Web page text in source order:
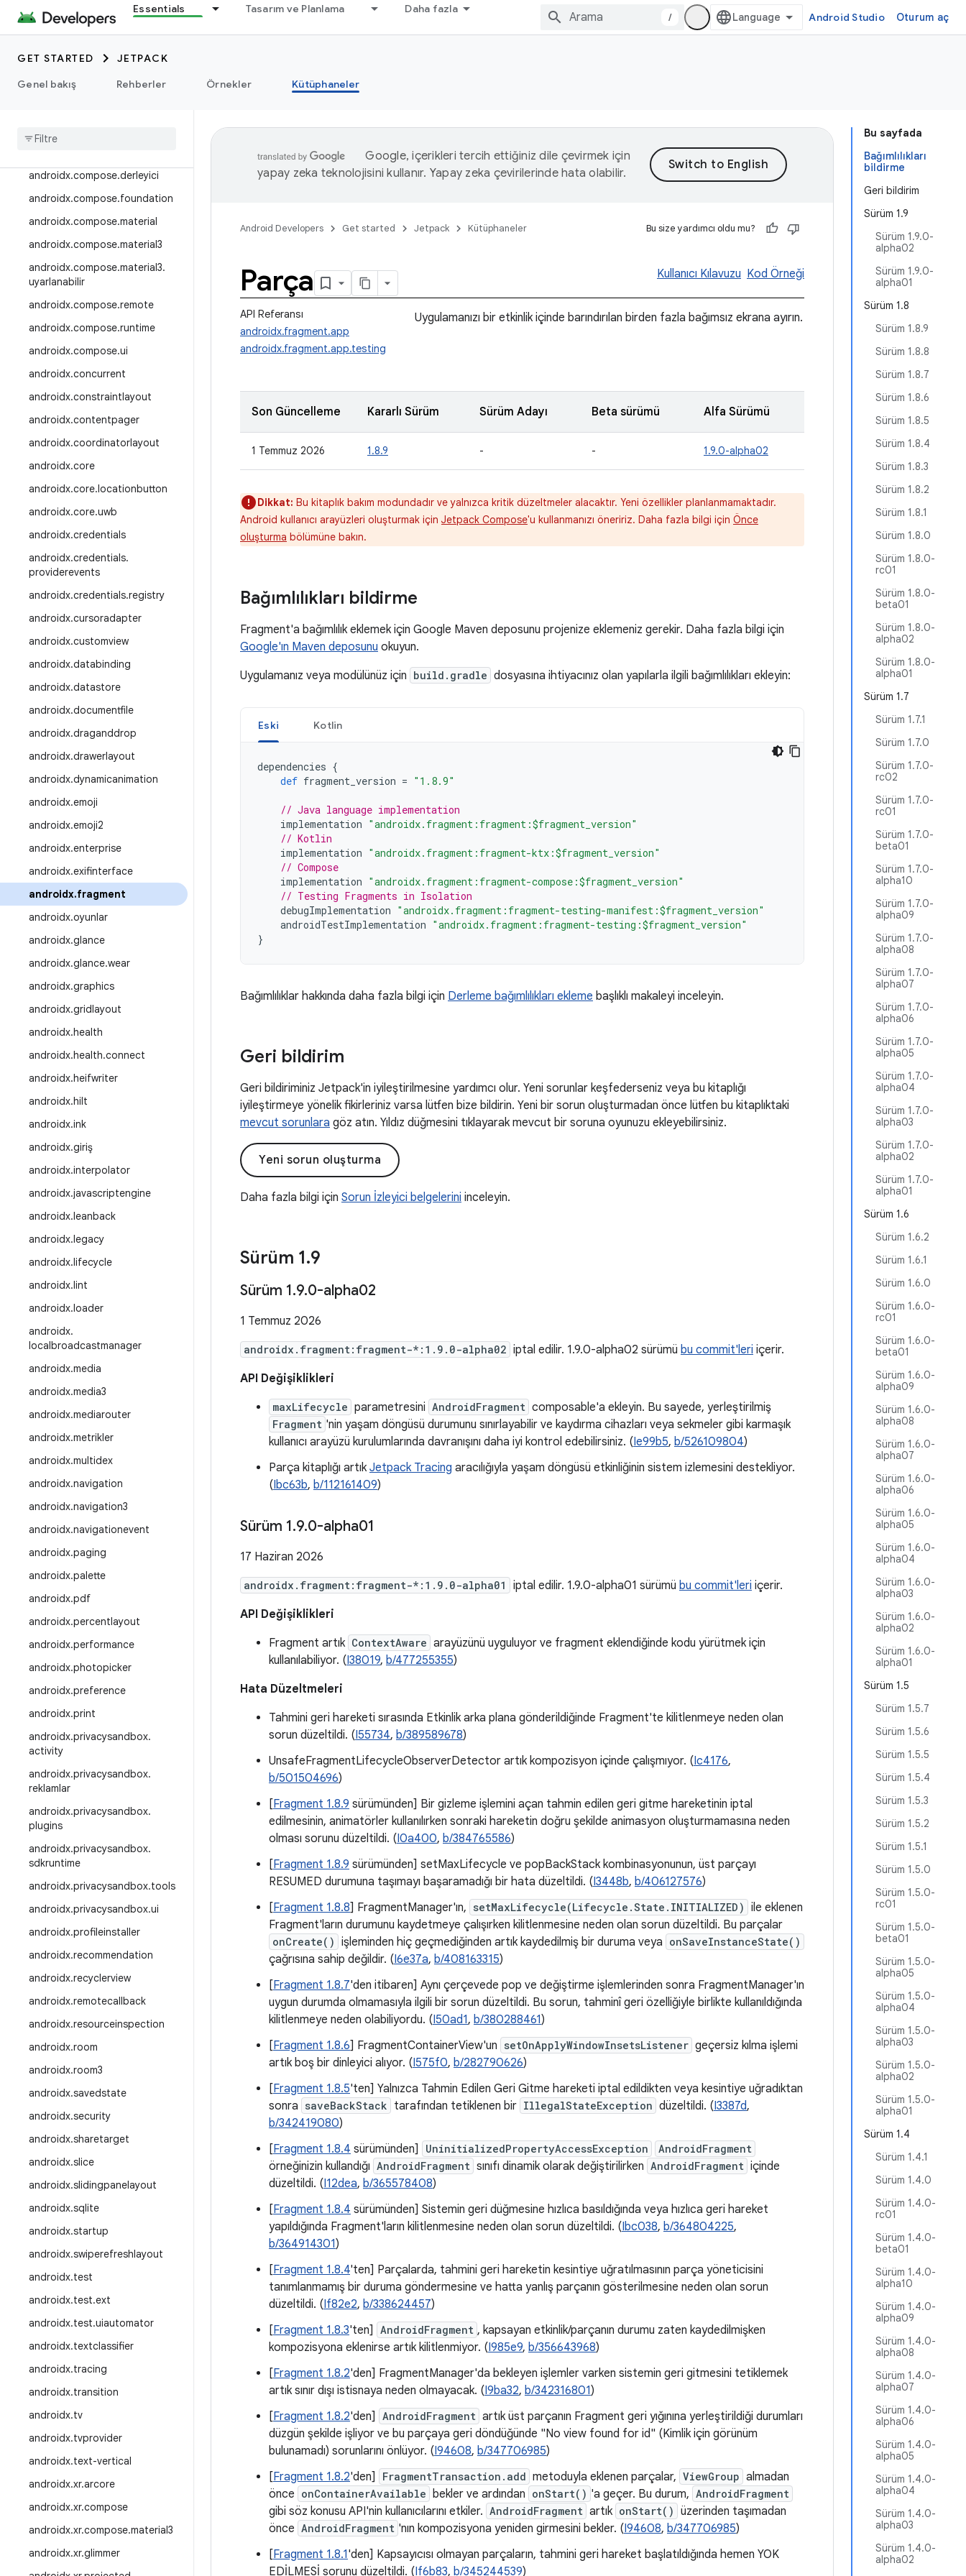
Essentials Tasarım ve Planlama Daha fazla
/ Android Studio Oturum aç
GET STARTED
JETPACK
Genel bakış
Rehberler Örnekler Kütüphaneler
androidx.camera.viewfinder
androidx.car
androidx.car.app
androidx.cardview
androidx.compose.derleyici
androidx.compose.foundation
androidx.compose.material
androidx.compose.material3
androidx.compose.material3.
uyarlanabilir
androidx.compose.remote
androidx.compose.runtime
androidx.compose.ui
androidx.concurrent
androidx.constraintlayout
androidx.contentpager
androidx.coordinatorlayout
androidx.core
androidx.core.locationbutton
androidx.core.uwb
androidx.credentials
androidx.credentials.
providerevents
androidx.credentials.registry
androidx.cursoradapter
androidx.customview
androidx.databinding
androidx.datastore
androidx.documentfile
androidx.draganddrop
androidx.drawerlayout
androidx.dynamicanimation
androidx.emoji
androidx.emoji2
androidx.enterprise
androidx.exifinterface
androidx.fragment
androidx.oyunlar
androidx.glance
androidx.glance.wear
androidx.graphics
androidx.gridlayout
androidx.health
androidx.health.connect
androidx.heifwriter
androidx.hilt
androidx.ink
androidx.giriş
androidx.interpolator
androidx.javascriptengine
androidx.leanback
androidx.legacy
androidx.lifecycle
androidx.lint
androidx.loader
androidx.
localbroadcastmanager
androidx.media
androidx.media3
androidx.mediarouter
androidx.metrikler
androidx.multidex
androidx.navigation
androidx.navigation3
androidx.navigationevent
androidx.paging
androidx.palette
androidx.pdf
androidx.percentlayout
androidx.performance
androidx.photopicker
androidx.preference
androidx.print
androidx.privacysandbox.
activity
androidx.privacysandbox.
reklamlar
androidx.privacysandbox.
plugins
androidx.privacysandbox.
sdkruntime
androidx.privacysandbox.tools
androidx.privacysandbox.ui
androidx.profileinstaller
androidx.recommendation
androidx.recyclerview
androidx.remotecallback
androidx.resourceinspection
androidx.room
androidx.room3
androidx.savedstate
androidx.security
androidx.sharetarget
androidx.slice
androidx.slidingpanelayout
androidx.sqlite
androidx.startup
androidx.swiperefreshlayout
androidx.test
androidx.test.ext
androidx.test.uiautomator
androidx.textclassifier
androidx.tracing
androidx.transition
androidx.tv
androidx.tvprovider
androidx.text-vertical
androidx.xr.arcore
androidx.xr.compose
androidx.xr.compose.material3
androidx.xr.glimmer
Bu sayfada
Bağımlılıkları
bildirme
Geri bildirim
Sürüm 1.9
Sürüm 1.9.0-
alpha02
Sürüm 1.9.0-
alpha01
Sürüm 1.8
Sürüm 1.8.9
Sürüm 1.8.8
Sürüm 1.8.7
Sürüm 1.8.6
Sürüm 1.8.5
Sürüm 1.8.4
Sürüm 1.8.3
Sürüm 1.8.2
Sürüm 1.8.1
Sürüm 1.8.0
Sürüm 1.8.0-
rc01
Sürüm 1.8.0-
beta01
Sürüm 1.8.0-
alpha02
Sürüm 1.8.0-
alpha01
Sürüm 1.7
Sürüm 1.7.1
Sürüm 1.7.0
Sürüm 1.7.0-
rc02
Sürüm 1.7.0-
rc01
Sürüm 1.7.0-
beta01
Sürüm 1.7.0-
alpha10
Sürüm 1.7.0-
alpha09
Sürüm 1.7.0-
alpha08
Sürüm 1.7.0-
alpha07
Sürüm 1.7.0-
alpha06
Sürüm 1.7.0-
alpha05
Sürüm 1.7.0-
alpha04
Sürüm 1.7.0-
alpha03
Sürüm 1.7.0-
alpha02
Sürüm 1.7.0-
alpha01
Sürüm 1.6
Sürüm 1.6.2
Sürüm 1.6.1
Sürüm 1.6.0
Sürüm 1.6.0-
rc01
Sürüm 1.6.0-
beta01
Sürüm 1.6.0-
alpha09
Sürüm 1.6.0-
alpha08
Sürüm 1.6.0-
alpha07
Sürüm 1.6.0-
alpha06
Sürüm 1.6.0-
alpha05
Sürüm 1.6.0-
alpha04
Sürüm 1.6.0-
alpha03
Sürüm 1.6.0-
alpha02
Sürüm 1.6.0-
alpha01
Sürüm 1.5
Sürüm 1.5.7
Sürüm 1.5.6
Sürüm 1.5.5
Sürüm 1.5.4
Sürüm 1.5.3
Sürüm 1.5.2
Sürüm 1.5.1
Sürüm 1.5.0
Sürüm 1.5.0-
rc01
Sürüm 1.5.0-
beta01
Sürüm 1.5.0-
alpha05
Sürüm 1.5.0-
alpha04
Sürüm 1.5.0-
alpha03
Sürüm 1.5.0-
alpha02
Sürüm 1.5.0-
alpha01
Sürüm 1.4
Sürüm 1.4.1
Sürüm 1.4.0
Sürüm 1.4.0-
rc01
Sürüm 1.4.0-
beta01
Sürüm 1.4.0-
alpha10
Sürüm 1.4.0-
alpha09
Sürüm 1.4.0-
alpha08
Sürüm 1.4.0-
alpha07
Sürüm 1.4.0-
alpha06
Sürüm 1.4.0-
alpha05
Sürüm 1.4.0-
alpha04
Sürüm 1.4.0-
alpha03
Sürüm 1.4.0-
alpha02
Google, içerikleri tercih ettiğiniz dile çevirmek için
yapay zeka teknolojisini kullanır. Yapay zeka çevirilerinde hata olabilir.
Android Developers Get started Jetpack Kütüphaneler Bu size yardımcı oldu mu?
Parça Kullanıcı Kılavuzu Kod Örneği
API Referansı
androidx.fragment.app
androidx.fragment.app.testing
Uygulamanızı bir etkinlik içinde barındırılan birden fazla bağımsız ekrana ayırın.
Son Güncelleme Kararlı Sürüm Sürüm Adayı Beta sürümü Alfa Sürümü
1 Temmuz 2026 1.8.9 - - 1.9.0-alpha02
Dikkat: Bu kitaplık bakım modundadır ve yalnızca kritik düzeltmeler alacaktır. Yeni özellikler planlanmamaktadır.
Android kullanıcı arayüzleri oluşturmak için Jetpack Compose'u kullanmanızı öneririz. Daha fazla bilgi için Önce
oluşturma bölümüne bakın.
Bağımlılıkları bildirme
Fragment'a bağımlılık eklemek için Google Maven deposunu projenize eklemeniz gerekir. Daha fazla bilgi için
Google'ın Maven deposunu okuyun.
Uygulamanız veya modülünüz için build.gradle dosyasına ihtiyacınız olan yapılarla ilgili bağımlılıkları ekleyin:
Eski Kotlin
dependencies {
def fragment_version = "1.8.9"
// Java language implementation
implementation "androidx.fragment:fragment:$fragment_version"
// Kotlin
implementation "androidx.fragment:fragment-ktx:$fragment_version"
// Compose
implementation "androidx.fragment:fragment-compose:$fragment_version"
// Testing Fragments in Isolation
debugImplementation "androidx.fragment:fragment-testing-manifest:$fragment_version"
androidTestImplementation "androidx.fragment:fragment-testing:$fragment_version"
}
Bağımlılıklar hakkında daha fazla bilgi için Derleme bağımlılıkları ekleme başlıklı makaleyi inceleyin.
Geri bildirim
Geri bildiriminiz Jetpack'in iyileştirilmesine yardımcı olur. Yeni sorunlar keşfederseniz veya bu kitaplığı
iyileştirmeye yönelik fikirleriniz varsa lütfen bize bildirin. Yeni bir sorun oluşturmadan önce lütfen bu kitaplıktaki
mevcut sorunlara göz atın. Yıldız düğmesini tıklayarak mevcut bir soruna oyunuzu ekleyebilirsiniz.
Yeni sorun oluşturma
Daha fazla bilgi için Sorun İzleyici belgelerini inceleyin.
Sürüm 1.9
Sürüm 1.9.0-alpha02
1 Temmuz 2026
androidx.fragment:fragment-*:1.9.0-alpha02 iptal edilir. 1.9.0-alpha02 sürümü bu commit'leri içerir.
API Değişiklikleri
maxLifecycle parametresini AndroidFragment composable'a ekleyin. Bu sayede, yerleştirilmiş
Fragment 'nin yaşam döngüsü durumunu sınırlayabilir ve kaydırma cihazları veya sekmeler gibi karmaşık
kullanıcı arayüzü kurulumlarında davranışını daha iyi kontrol edebilirsiniz. (Ie99b5, b/526109804)
Parça kitaplığı artık Jetpack Tracing aracılığıyla yaşam döngüsü etkinliğinin sistem izlemesini destekliyor.
(Ibc63b, b/112161409)
Sürüm 1.9.0-alpha01
17 Haziran 2026
androidx.fragment:fragment-*:1.9.0-alpha01 iptal edilir. 1.9.0-alpha01 sürümü bu commit'leri içerir.
API Değişiklikleri
Fragment artık ContextAware arayüzünü uyguluyor ve fragment eklendiğinde kodu yürütmek için
kullanılabiliyor. (I38019, b/477255355)
Hata Düzeltmeleri
Tahmini geri hareketi sırasında Etkinlik arka plana gönderildiğinde Fragment'te kilitlenmeye neden olan
sorun düzeltildi. (I55734, b/389589678)
UnsafeFragmentLifecycleObserverDetector artık kompozisyon içinde çalışmıyor. (Ic4176,
b/501504696)
[Fragment 1.8.9 sürümünden] Bir gizleme işlemini açan tahmin edilen geri gitme hareketinin iptal
edilmesinin, animatörler kullanılırken sonraki hareketin doğru şekilde animasyon oluşturmamasına neden
olması sorunu düzeltildi. (I0a400, b/384765586)
[Fragment 1.8.9 sürümünden] setMaxLifecycle ve popBackStack kombinasyonunun, üst parçayı
RESUMED durumuna taşımayı başaramadığı bir hata düzeltildi. (I3448b, b/406127576)
[Fragment 1.8.8] FragmentManager'ın, setMaxLifecycle(Lifecycle.State.INITIALIZED) ile eklenen
Fragment'ların durumunu kaydetmeye çalışırken kilitlenmesine neden olan sorun düzeltildi. Bu parçalar
onCreate() işleminden hiç geçmediğinden artık kaydedilmiş bir duruma veya onSaveInstanceState()
çağrısına sahip değildir. (I6e37a, b/408163315)
[Fragment 1.8.7'den itibaren] Aynı çerçevede pop ve değiştirme işlemlerinden sonra FragmentManager'ın
uygun durumda olmamasıyla ilgili bir sorun düzeltildi. Bu sorun, tahminî geri özelliğiyle birlikte kullanıldığında
kilitlenmeye neden olabiliyordu. (I50ad1, b/380288461)
[Fragment 1.8.6] FragmentContainerView'un setOnApplyWindowInsetsListener geçersiz kılma işlemi
artık boş bir dinleyici alıyor. (I575f0, b/282790626)
[Fragment 1.8.5'ten] Yalnızca Tahmin Edilen Geri Gitme hareketi iptal edildikten veya kesintiye uğradıktan
sonra saveBackStack tarafından tetiklenen bir IllegalStateException düzeltildi. (I3387d,
b/342419080)
[Fragment 1.8.4 sürümünden] UninitializedPropertyAccessException AndroidFragment
örneğinizin kullandığı AndroidFragment sınıfı dinamik olarak değiştirilirken AndroidFragment içinde
düzeltildi. (I12dea, b/365578408)
[Fragment 1.8.4 sürümünden] Sistemin geri düğmesine hızlıca basıldığında veya hızlıca geri hareket
yapıldığında Fragment'ların kilitlenmesine neden olan sorun düzeltildi. (Ibc038, b/364804225,
b/364914301)
[Fragment 1.8.4'ten] Parçalarda, tahmini geri hareketin kesintiye uğratılmasının parça yöneticisini
tanımlanmamış bir duruma göndermesine ve hatta yanlış parçanın gösterilmesine neden olan sorun
düzeltildi. (If82e2, b/338624457)
[Fragment 1.8.3'ten] AndroidFragment , kapsayan etkinlik/parçanın durumu zaten kaydedilmişken
kompozisyona eklenirse artık kilitlenmiyor. (I985e9, b/356643968)
[Fragment 1.8.2'den] FragmentManager'da bekleyen işlemler varken sistemin geri gitmesini tetiklemek
artık sınır dışı istisnaya neden olmayacak. (I9ba32, b/342316801)
[Fragment 1.8.2'den] AndroidFragment artık üst parçanın Fragment geri yığınına yerleştirildiği durumları
düzgün şekilde işliyor ve bu parçaya geri döndüğünde "No view found for id" (Kimlik için görünüm
bulunamadı) sorunlarını önlüyor. (I94608, b/347706985)
[Fragment 1.8.2'den] FragmentTransaction.add metoduyla eklenen parçalar, ViewGroup almadan
önce onContainerAvailable bekler ve ardından onStart() 'a geçer. Bu durum, AndroidFragment
gibi söz konusu API'nin kullanıcılarını etkiler. AndroidFragment artık onStart() üzerinden taşımadan
önce AndroidFragment 'nın kompozisyona yeniden girmesini bekler. (I94608, b/347706985)
[Fragment 1.8.1'den] Kapsayıcısı olmayan parçaların, tahmini geri hareket başlatıldığında hemen YOK
EDİLMESİ sorunu düzeltildi. (If6b83, b/345244539)